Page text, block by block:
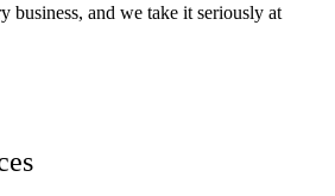
business, and we take it seriously at